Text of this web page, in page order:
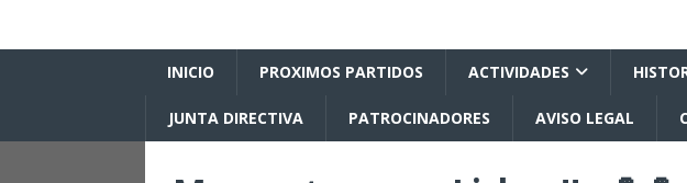
INICIO PROXIMOS PARTIDOS ACTIVIDADES
JUNTA DIRECTIVA PATROCINADORES AVISO LEGAL